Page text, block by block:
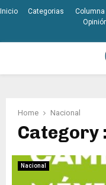
Inicio Categorias
Home Nacional
Category
Nacional